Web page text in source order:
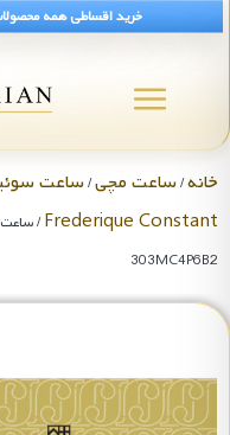
خرید اقساطی همه
خانه/ساعت مچی/ساعت
Frederique Constant
303MC4P6B2